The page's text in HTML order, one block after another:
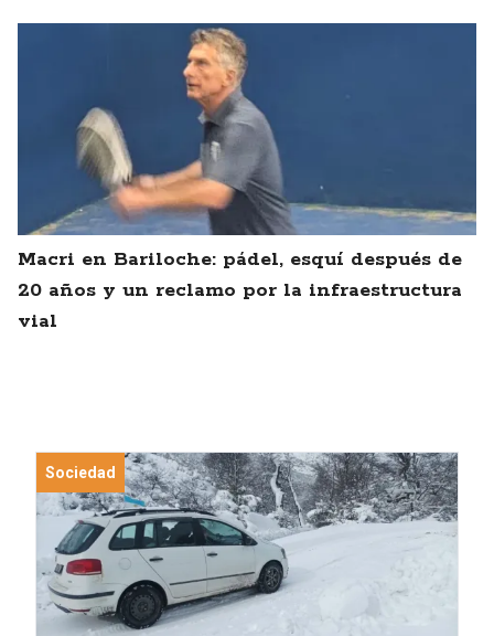
Macri en Bariloche: pádel, esquí después de
20 años y un reclamo por la infraestructura
vial
Sociedad